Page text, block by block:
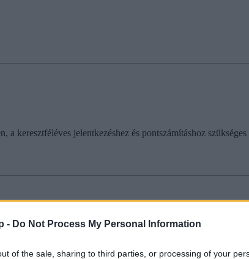
- Do Not Process My Personal Information
of the sale, sharing to third parties, or processing of your
keresztféléves jelentkezéshez és pontszámításhoz
az időszak sem könnyű.